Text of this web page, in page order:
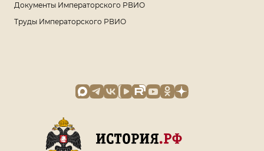
Документы Императорского РВИО
Труды Императорского РВИО